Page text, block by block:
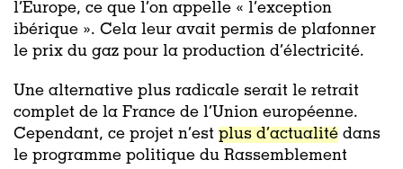
l’Europe, ce que l’on appelle « l’exception
ibérique ». Cela leur avait permis de plafonner
le prix du gaz pour la production d’électricité.
Une alternative plus radicale serait le retrait
complet de la France de l’Union européenne.
Cependant, ce projet n’est plus d’actualité dans
le programme politique du Rassemblement